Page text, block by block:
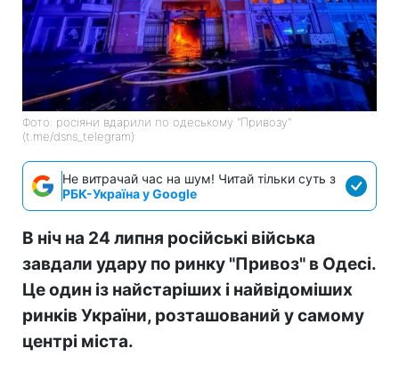
Фото: росіяни вдарили по одеському "Привозу"
(t.me/dsns_telegram)
Не витрачай час на шум! Читай тільки суть з
РБК-Україна у Google
В ніч на 24 липня російські війська
завдали удару по ринку "Привоз" в Одесі.
Це один із найстаріших і найвідоміших
ринків України, розташований у самому
центрі міста.